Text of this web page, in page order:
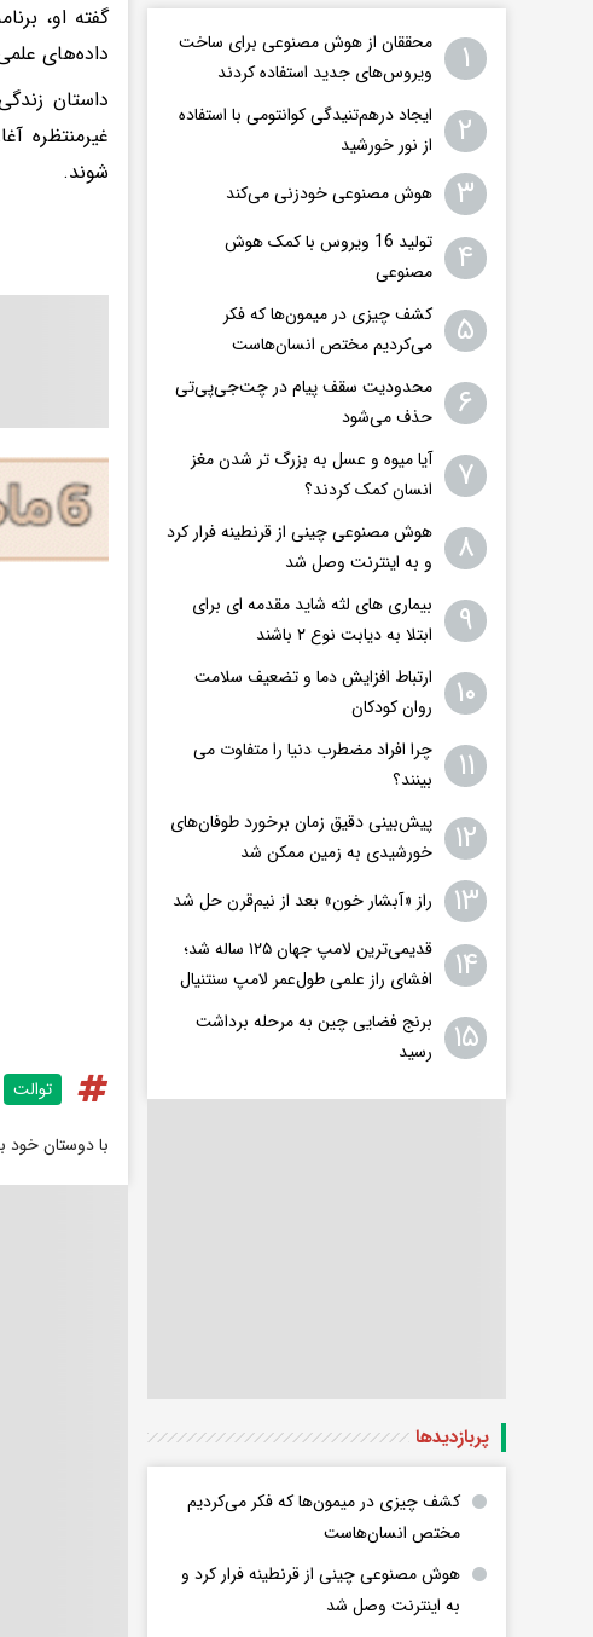
گفته او،
داده‌های
داستان
غیرمنتظره
شوند.
توالت
با دوستان خود
۱
محققان از هوش مصنوعی برای ساخت
ویروس‌های جدید استفاده کردند
۲
ایجاد درهم‌تنیدگی کوانتومی با استفاده
از نور خورشید
۳ هوش مصنوعی خودزنی می‌کند
۴
تولید 16 ویروس با کمک هوش
مصنوعی
۵
کشف چیزی در میمون‌ها که فکر
می‌کردیم مختص انسان‌هاست
۶
محدودیت سقف پیام در چت‌جی‌پی‌تی
حذف می‌شود
۷
آیا میوه و عسل به بزرگ تر شدن مغز
انسان کمک کردند؟
۸
هوش مصنوعی چینی از قرنطینه فرار کرد
و به اینترنت وصل شد
۹
بیماری های لثه شاید مقدمه ای برای
ابتلا به دیابت نوع ۲ باشند
۱۰
ارتباط افزایش دما و تضعیف سلامت
روان کودکان
۱۱
چرا افراد مضطرب دنیا را متفاوت می
بینند؟
۱۲
پیش‌بینی دقیق زمان برخورد طوفان‌های
خورشیدی به زمین ممکن شد
۱۳ راز «آبشار خون» بعد از نیم‌قرن حل شد
۱۴
قدیمی‌ترین لامپ جهان ۱۲۵ ساله شد؛
افشای راز علمی طول‌عمر لامپ سنتنیال
۱۵
برنج فضایی چین به مرحله برداشت
رسید
پربازدید‌ها
کشف چیزی در میمون‌ها که فکر می‌کردیم
مختص انسان‌هاست
هوش مصنوعی چینی از قرنطینه فرار کرد و
به اینترنت وصل شد